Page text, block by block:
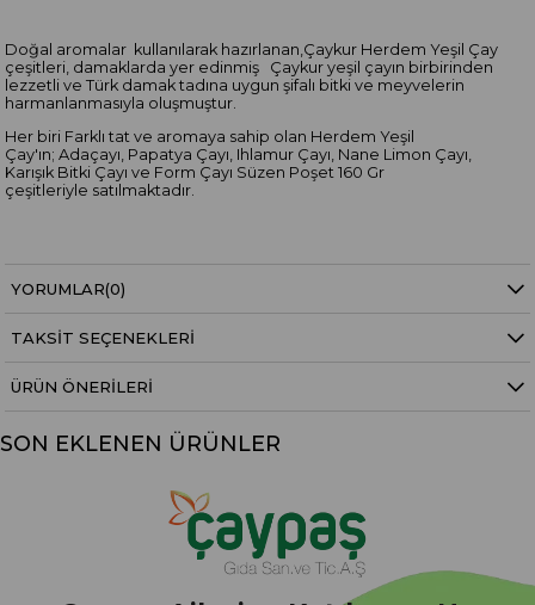
Doğal aromalar kullanılarak hazırlanan,Çaykur Herdem Yeşil Çay
çeşitleri, damaklarda yer edinmiş Çaykur yeşil çayın birbirinden
lezzetli ve Türk damak tadına uygun şifalı bitki ve meyvelerin
harmanlanmasıyla oluşmuştur.
Her biri Farklı tat ve aromaya sahip olan Herdem Yeşil
Çay'ın; Adaçayı, Papatya Çayı, Ihlamur Çayı, Nane Limon Çayı,
Karışık Bitki Çayı ve Form Çayı Süzen Poşet 160 Gr
çeşitleriyle satılmaktadır.
YORUMLAR(0)
TAKSIT SEÇENEKLERI
ÜRÜN ÖNERILERI
SON EKLENEN ÜRÜNLER